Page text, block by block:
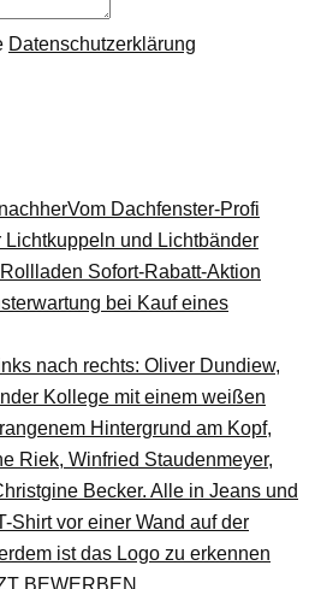
Datenschutzerklärung
Vom Dachfenster-Profi
und Lichtbänder
Sofort-Rabatt-Aktion
bei Kauf eines